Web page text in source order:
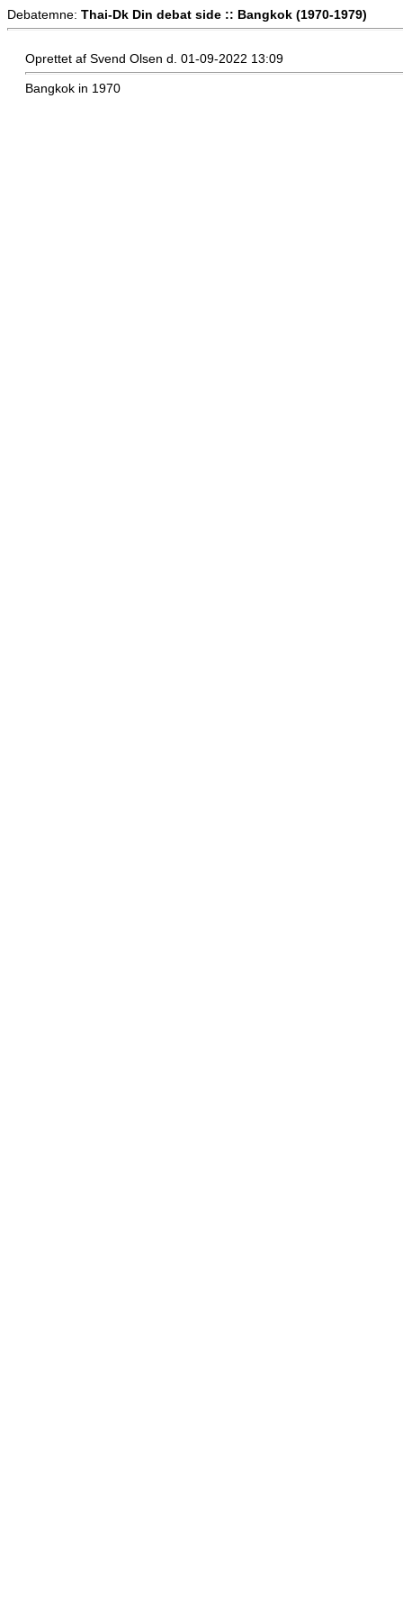
Debatemne: Thai-Dk Din debat side :: Bangkok (1970-1979)
Oprettet af Svend Olsen d. 01-09-2022 13:09
Bangkok in 1970